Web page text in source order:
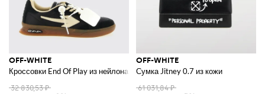
OFF-WHITE
Кроссовки End Of Play из нейлона и замши
32 830,53 ₽
OFF-WHITE
Сумка Jitney 0.7 из кожи
61 031,84 ₽